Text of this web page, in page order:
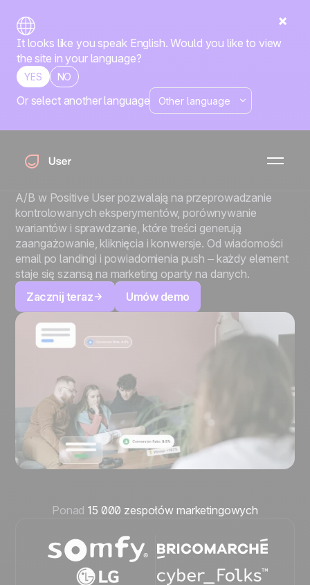
It looks like you speak English. Would you like to view
the site in your language?
YES NO
Or select another language
Testy A/B
Zamień małe testy w
duże zyski
A/B w Positive User pozwalają na przeprowadzanie
kontrolowanych eksperymentów, porównywanie
wariantów i sprawdzanie, które treści generują
zaangażowanie, kliknięcia i konwersje. Od wiadomości
email po landingi i powiadomienia push – każdy element
staje się szansą na marketing oparty na danych.
Zacznij teraz
Umów demo
Ponad 15 000 zespołów marketingowych